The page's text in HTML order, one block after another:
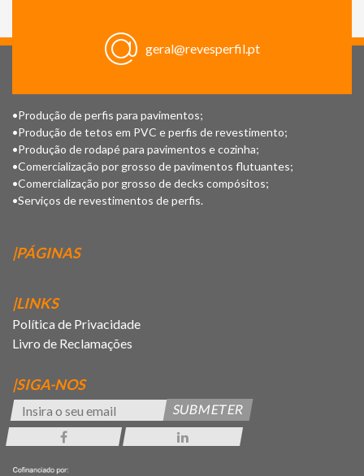
geral@revesperfil.pt
•Produção de perfis para pavimentos;
•Produção de tetos em PVC e perfis de revestimento;
•Produção de rodapé para pavimentos e cozinha;
•Comercialização por grosso de pavimentos flutuantes;
•Comercialização por grosso de decks compósitos;
•Serviços de revestimentos de perfis.
|PÁGINAS
|LINKS
Política de Privacidade
Livro de Reclamações
|SIGA-NOS
SUBMETER